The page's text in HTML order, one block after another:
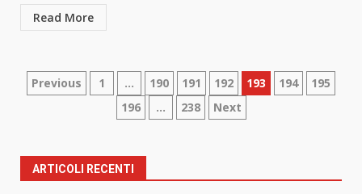
Read More
Paginazione
articoli
Previous 1 … 190 191 192 193 194
195
196
… 238 Next
ARTICOLI RECENTI